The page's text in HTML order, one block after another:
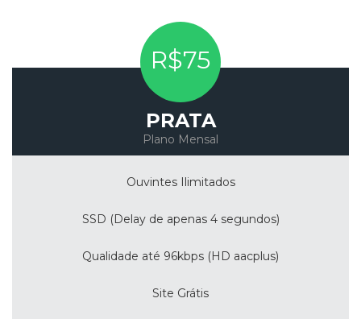
R$75
PRATA
Plano Mensal
Ouvintes Ilimitados
SSD (Delay de apenas 4 segundos)
Qualidade até 96kbps (HD aacplus)
Site Grátis